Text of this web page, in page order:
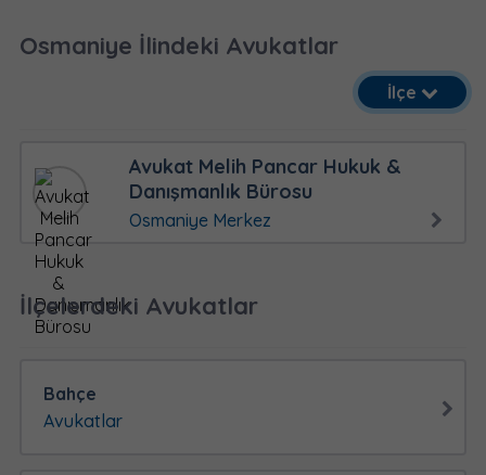
Osmaniye İlindeki Avukatlar
İlçe
Avukat Melih Pancar Hukuk &
Danışmanlık Bürosu
Osmaniye Merkez
İlçelerdeki Avukatlar
Bahçe
Avukatlar